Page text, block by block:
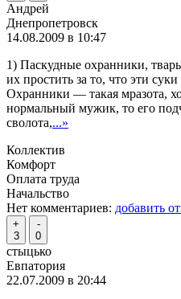
Андрей
Днепропетровск
14.08.2009 в 10:47
1) Паскудные охранники,
их простить за то, что эти
Охранники — такая мразота,
нормальный мужик, то его
сволота,...»
Коллектив
Комфорт
Оплата труда
Начальство
Нет комментариев: добавить
+
3
-
0
стыцько
Евпатория
22.07.2009 в 20:44